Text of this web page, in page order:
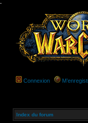
-
Connexion
Index du forum